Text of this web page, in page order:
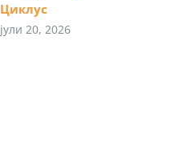
Циклус
јули 20, 2026